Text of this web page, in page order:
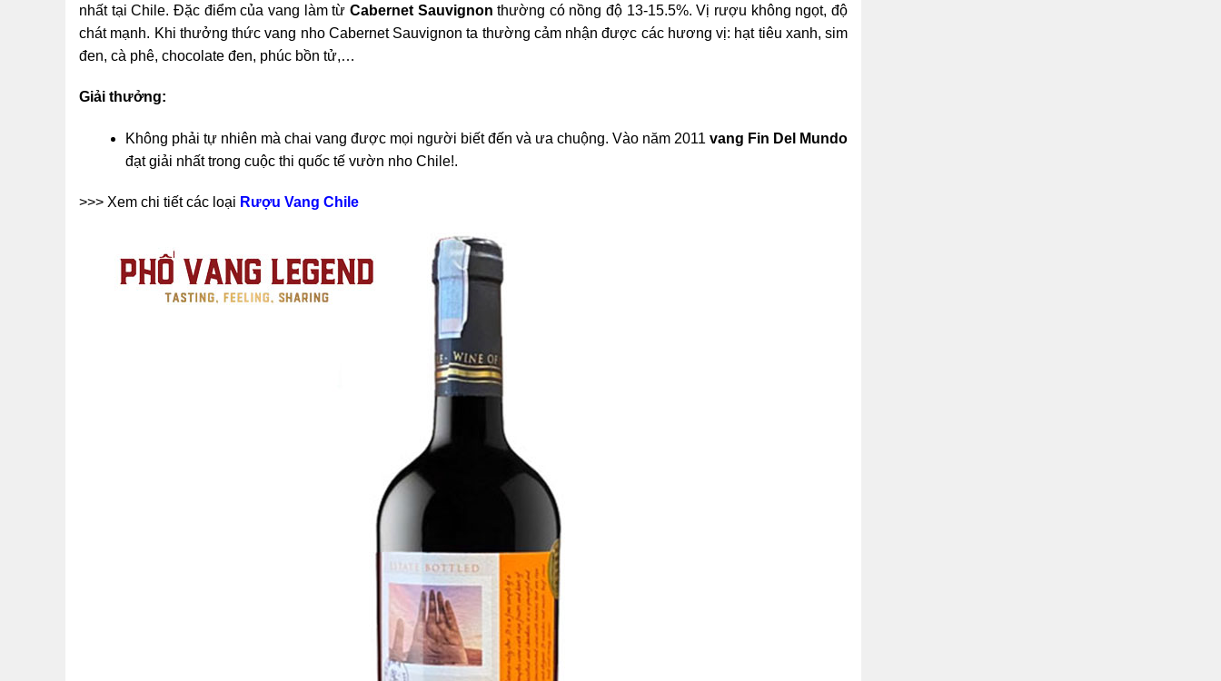
nhất tại Chile. Đặc điểm của vang làm từ Cabernet Sauvignon thường có nồng độ 13-15.5%. Vị rượu không ngọt, độ
chát mạnh. Khi thưởng thức vang nho Cabernet Sauvignon ta thường cảm nhận được các hương vị: hạt tiêu xanh, sim
đen, cà phê, chocolate đen, phúc bồn tử,…
Giải thưởng:
Không phải tự nhiên mà chai vang được mọi người biết đến và ưa chuộng. Vào năm 2011 vang Fin Del Mundo
đạt giải nhất trong cuộc thi quốc tế vườn nho Chile!.
>>> Xem chi tiết các loại Rượu Vang Chile